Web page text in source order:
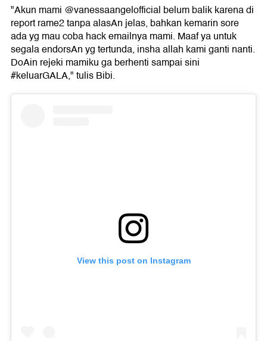
"Akun mami @vanessaangelofficial belum balik karena di
report rame2 tanpa alasAn jelas, bahkan kemarin sore
ada yg mau coba hack emailnya mami. Maaf ya untuk
segala endorsAn yg tertunda, insha allah kami ganti nanti.
DoAin rejeki mamiku ga berhenti sampai sini
#keluarGALA," tulis Bibi.
View this post on Instagram